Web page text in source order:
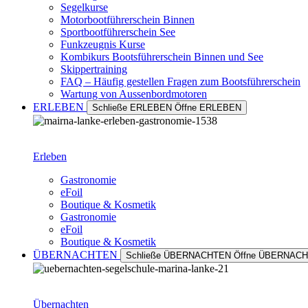
Segelkurse
Motorbootführerschein Binnen
Sportbootführerschein See
Funkzeugnis Kurse
Kombikurs Bootsführerschein Binnen und See
Skippertraining
FAQ – Häufig gestellen Fragen zum Bootsführerschein
Wartung von Aussenbordmotoren
ERLEBEN
Schließe ERLEBEN Öffne ERLEBEN
Erleben
Gastronomie
eFoil
Boutique & Kosmetik
Gastronomie
eFoil
Boutique & Kosmetik
ÜBERNACHTEN
Schließe ÜBERNACHTEN Öffne
Übernachten